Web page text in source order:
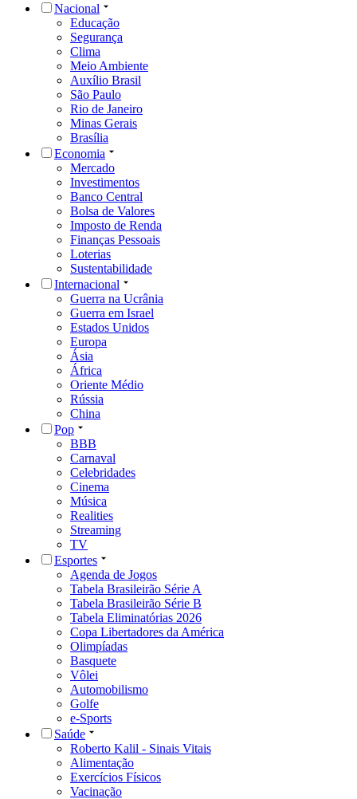
Nacional
Educação
Segurança
Clima
Meio Ambiente
Auxílio Brasil
São Paulo
Rio de Janeiro
Minas Gerais
Brasília
Economia
Mercado
Investimentos
Banco Central
Bolsa de Valores
Imposto de Renda
Finanças Pessoais
Loterias
Sustentabilidade
Internacional
Guerra na Ucrânia
Guerra em Israel
Estados Unidos
Europa
Ásia
África
Oriente Médio
Rússia
China
Pop
BBB
Carnaval
Celebridades
Cinema
Música
Realities
Streaming
TV
Esportes
Agenda de Jogos
Tabela Brasileirão Série A
Tabela Brasileirão Série B
Tabela Eliminatórias 2026
Copa Libertadores da América
Olimpíadas
Basquete
Vôlei
Automobilismo
Golfe
e-Sports
Saúde
Roberto Kalil - Sinais Vitais
Alimentação
Exercícios Físicos
Vacinação